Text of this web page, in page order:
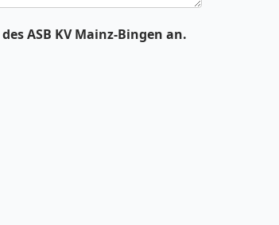
des ASB KV Mainz-Bingen an.